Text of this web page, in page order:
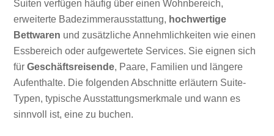
Suiten verfügen häufig über einen Wohnbereich,
erweiterte Badezimmerausstattung, hochwertige
Bettwaren und zusätzliche Annehmlichkeiten wie einen
Essbereich oder aufgewertete Services. Sie eignen sich
fürGeschäftsreisende, Paare, Familien und längere
Aufenthalte. Die folgenden Abschnitte erläutern Suite-
Typen, typische Ausstattungsmerkmale und wann es
sinnvoll ist, eine zu buchen.